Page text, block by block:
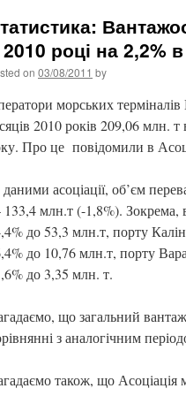
році на 2,2%
on 03/08/2011 by
морських терміналів
2010 років 209,06 млн.
Про це повідомили в
даними асоціації, об’єм
млн.т (-1,8%). Зокрема,
до 53,3 млн.т, порту
до 10,76 млн.т, порту
до 3,35 млн. т.
що загальний
з аналогічним
також, що Асоціація